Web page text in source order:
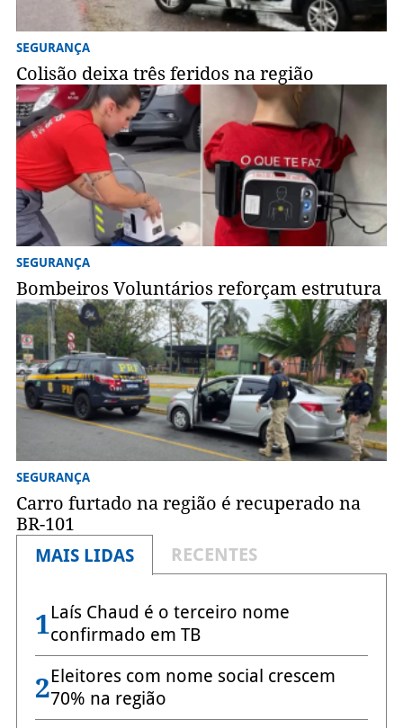
SEGURANÇA
Colisão deixa três feridos na região
SEGURANÇA
Bombeiros Voluntários reforçam estrutura
SEGURANÇA
Carro furtado na região é recuperado na
BR-101
MAIS LIDAS
RECENTES
1Laís Chaud é o terceiro nome
confirmado em TB
2Eleitores com nome social crescem
70% na região